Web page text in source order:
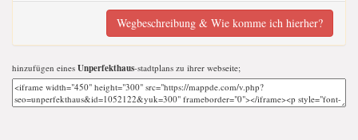
Wegbeschreibung & Wie komme ich hierher?
hinzufügen eines Unperfekthaus-stadtplans zu ihrer webseite;